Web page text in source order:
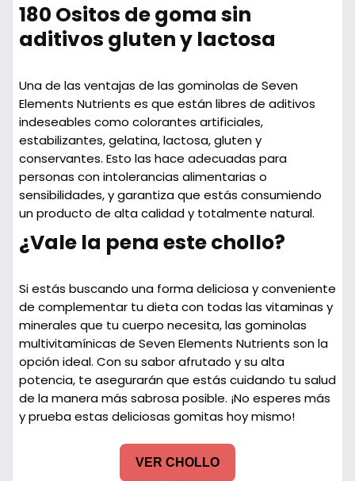
180 Ositos de goma sin
aditivos gluten y lactosa
Una de las ventajas de las gominolas de Seven
Elements Nutrients es que están libres de aditivos
indeseables como colorantes artificiales,
estabilizantes, gelatina, lactosa, gluten y
conservantes. Esto las hace adecuadas para
personas con intolerancias alimentarias o
sensibilidades, y garantiza que estás consumiendo
un producto de alta calidad y totalmente natural.
¿Vale la pena este chollo?
Si estás buscando una forma deliciosa y conveniente
de complementar tu dieta con todas las vitaminas y
minerales que tu cuerpo necesita, las gominolas
multivitamínicas de Seven Elements Nutrients son la
opción ideal. Con su sabor afrutado y su alta
potencia, te asegurarán que estás cuidando tu salud
de la manera más sabrosa posible. ¡No esperes más
y prueba estas deliciosas gomitas hoy mismo!
VER CHOLLO